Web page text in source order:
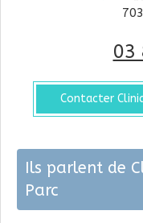
03
Contacter
Ils parlent de
Parc